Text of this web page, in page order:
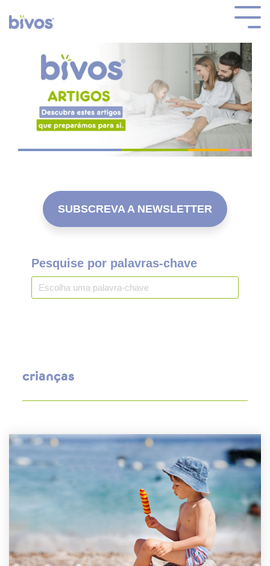
SUBSCREVA A NEWSLETTER
Pesquise por palavras-chave
crianças